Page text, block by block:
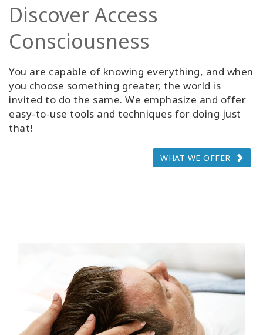
Discover Access
Consciousness
You are capable of knowing everything, and when
you choose something greater, the world is
invited to do the same. We emphasize and offer
easy-to-use tools and techniques for doing just
that!
WHAT WE OFFER